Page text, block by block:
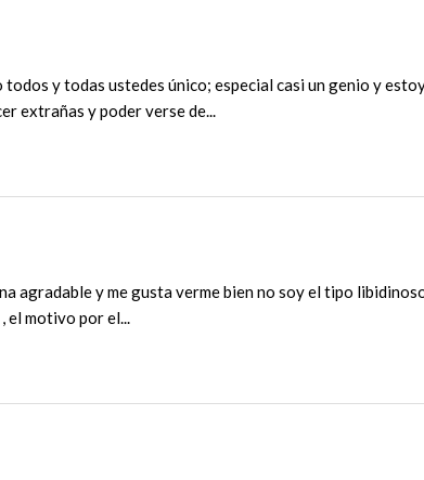
todos y todas ustedes único; especial casi un genio y
extrañas y poder verse de...
agradable y me gusta verme bien no soy el tipo
el motivo por el...